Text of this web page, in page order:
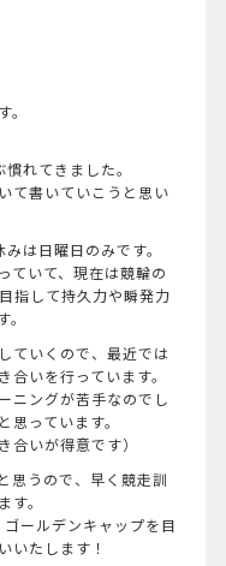
れてきました。
て書いていこうと思い
は日曜日のみです。
ていて、現在は競輪の
指して持久力や瞬発力
ていくので、最近では
いを行っています。
ニングが苦手なのでし
っています。
合いが得意です）
思うので、早く競走訓
。
ールデンキャップを目
いたします！